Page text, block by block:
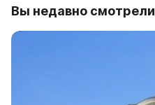
Вы недавно смотрели